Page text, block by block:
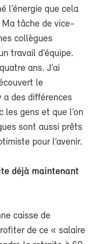
l’énergie que cela
Ma tâche de vice-
collègues
travail d’équipe.
ans. J’ai
le
a des différences
les gens et que l’on
sont aussi prêts
pour l’avenir.
déjà maintenant
caisse de
de ce « salaire